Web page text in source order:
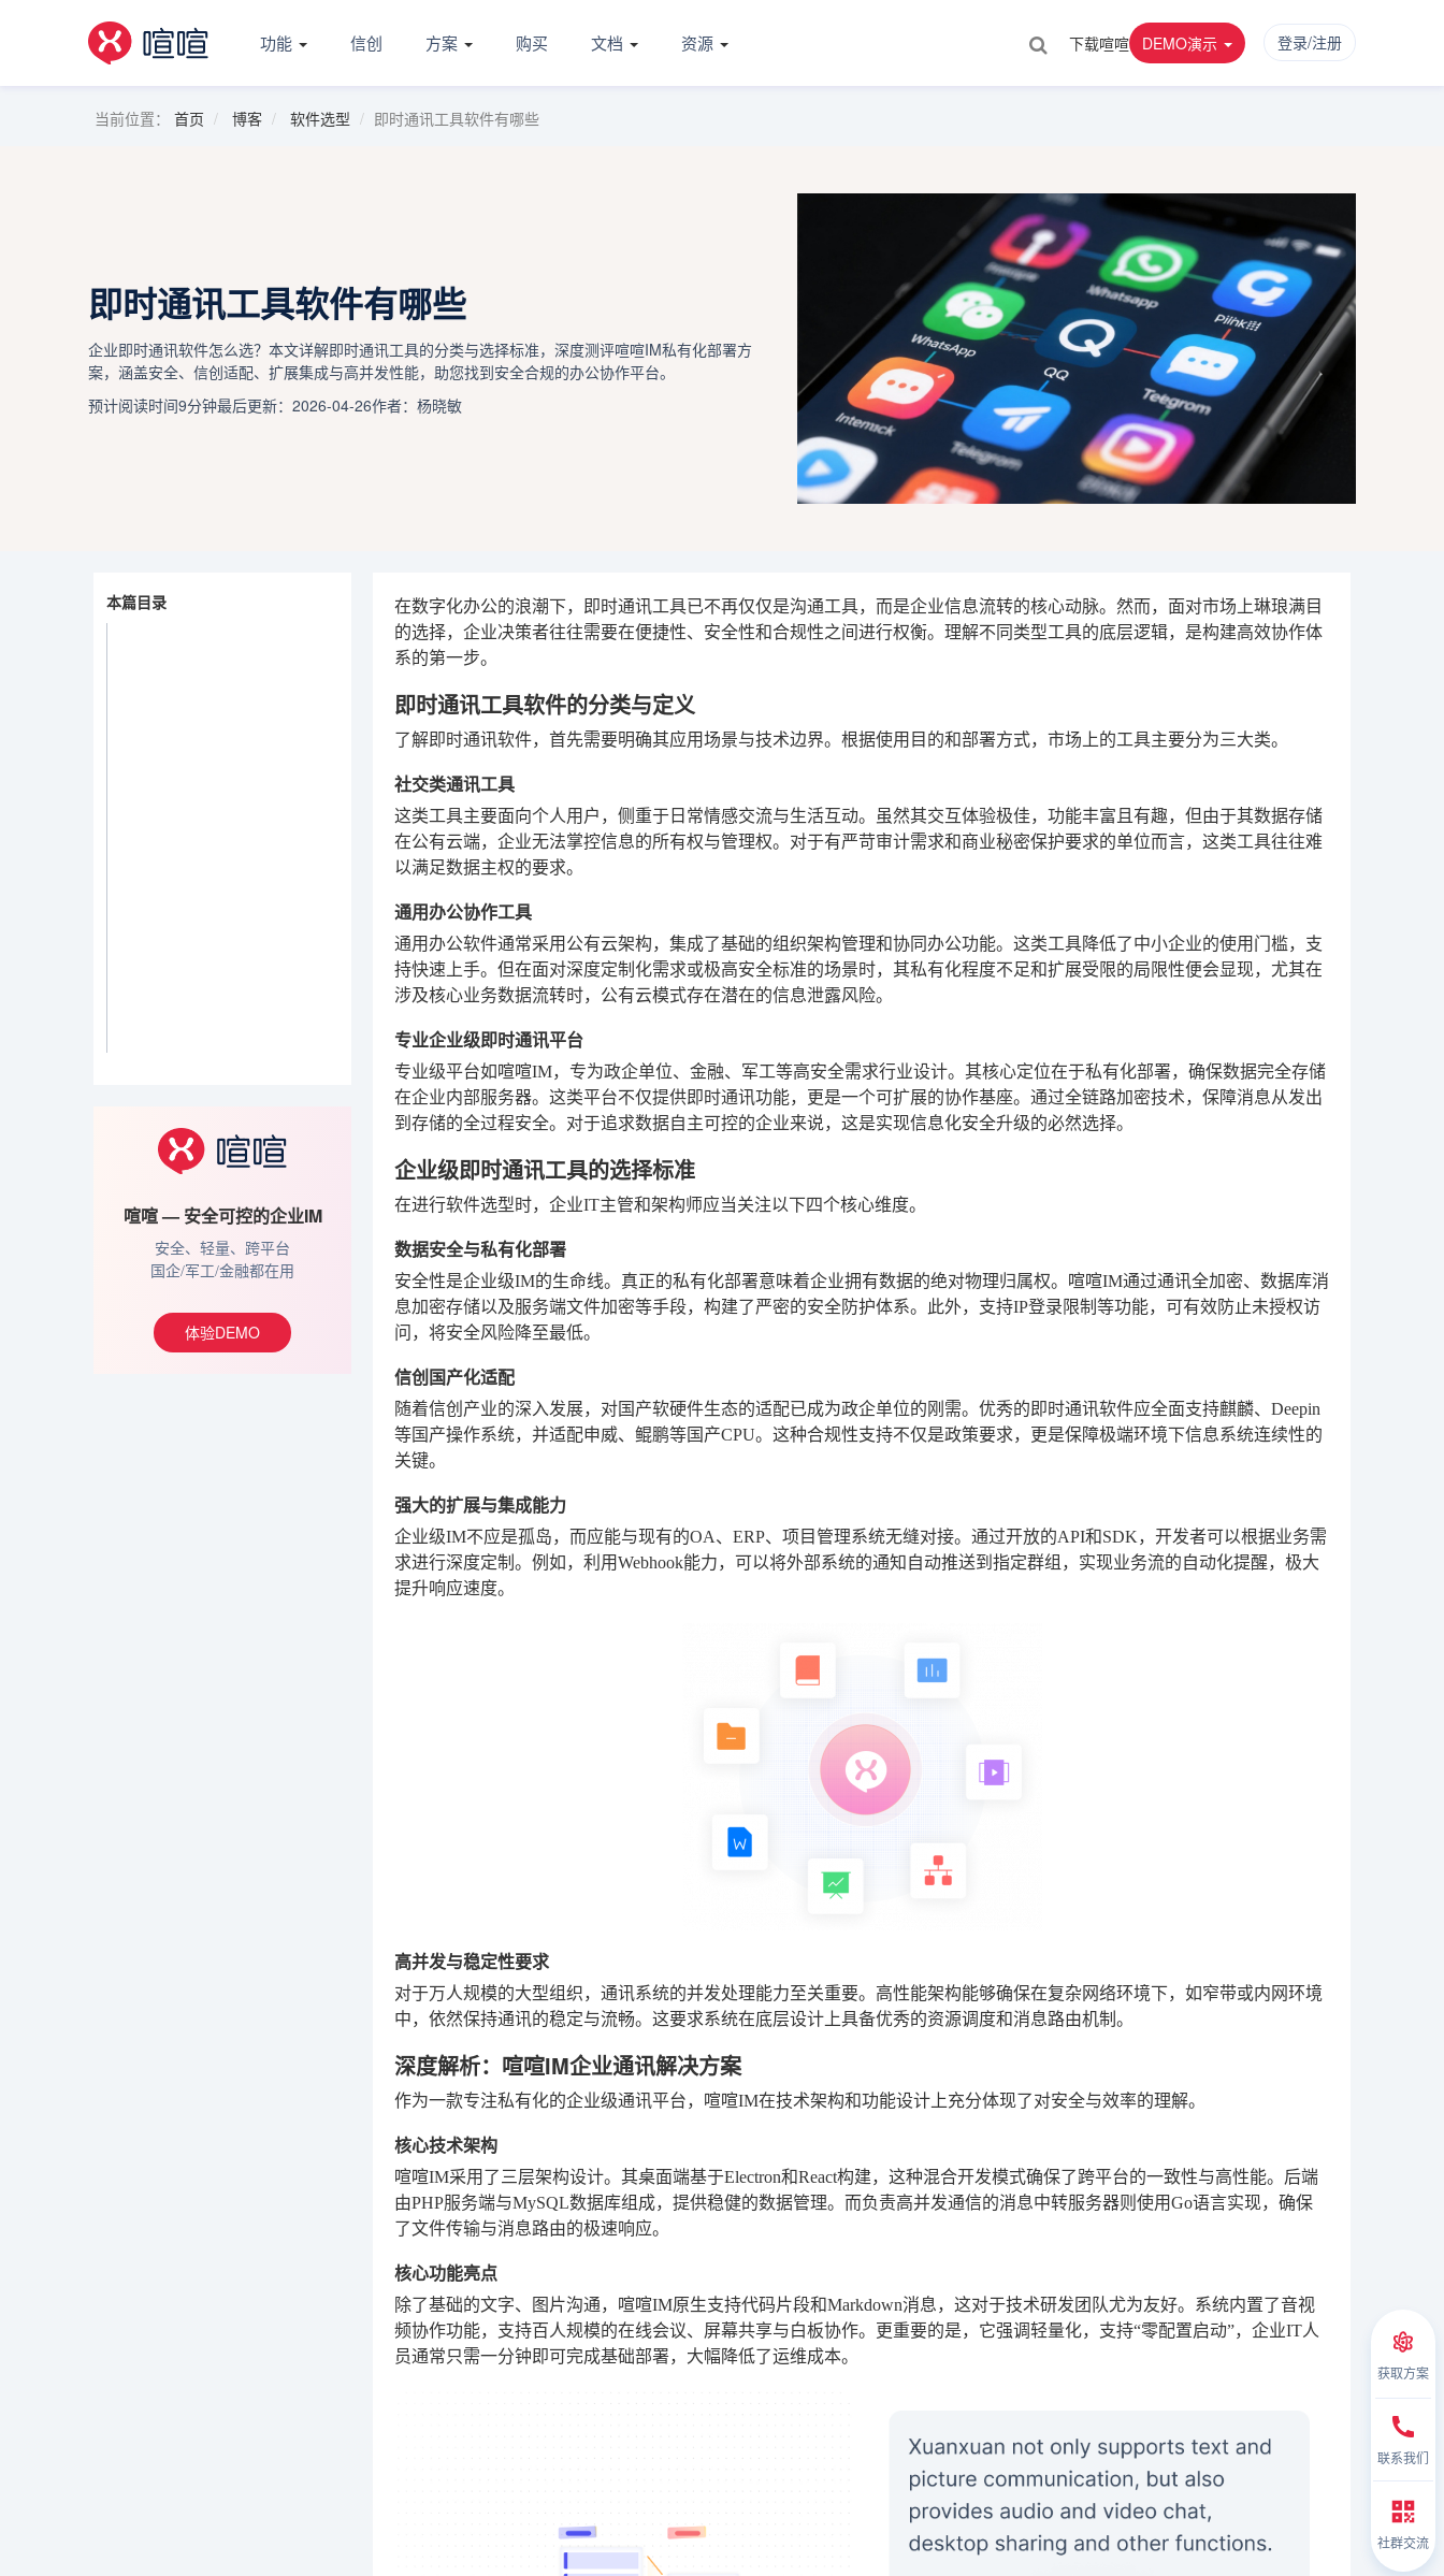
功能 信创 方案 购买 文档 资源 下载喧喧 DEMO演示 登录/注册
当前位置： 首页 博客 软件选型 即时通讯工具软件有哪些
即时通讯工具软件有哪些
企业即时通讯软件怎么选？本文详解即时通讯工具的分类与选择标准，深度测评喧喧IM私有化部署方
案，涵盖安全、信创适配、扩展集成与高并发性能，助您找到安全合规的办公协作平台。
预计阅读时间9分钟最后更新：2026-04-26作者：杨晓敏
本篇目录
喧喧 — 安全可控的企业IM
安全、轻量、跨平台
国企/军工/金融都在用
体验DEMO
在数字化办公的浪潮下，即时通讯工具已不再仅仅是沟通工具，而是企业信息流转的核心动脉。然而，面对市场上琳琅满目
的选择，企业决策者往往需要在便捷性、安全性和合规性之间进行权衡。理解不同类型工具的底层逻辑，是构建高效协作体
系的第一步。
即时通讯工具软件的分类与定义
了解即时通讯软件，首先需要明确其应用场景与技术边界。根据使用目的和部署方式，市场上的工具主要分为三大类。
社交类通讯工具
这类工具主要面向个人用户，侧重于日常情感交流与生活互动。虽然其交互体验极佳，功能丰富且有趣，但由于其数据存储
在公有云端，企业无法掌控信息的所有权与管理权。对于有严苛审计需求和商业秘密保护要求的单位而言，这类工具往往难
以满足数据主权的要求。
通用办公协作工具
通用办公软件通常采用公有云架构，集成了基础的组织架构管理和协同办公功能。这类工具降低了中小企业的使用门槛，支
持快速上手。但在面对深度定制化需求或极高安全标准的场景时，其私有化程度不足和扩展受限的局限性便会显现，尤其在
涉及核心业务数据流转时，公有云模式存在潜在的信息泄露风险。
专业企业级即时通讯平台
专业级平台如喧喧IM，专为政企单位、金融、军工等高安全需求行业设计。其核心定位在于私有化部署，确保数据完全存储
在企业内部服务器。这类平台不仅提供即时通讯功能，更是一个可扩展的协作基座。通过全链路加密技术，保障消息从发出
到存储的全过程安全。对于追求数据自主可控的企业来说，这是实现信息化安全升级的必然选择。
企业级即时通讯工具的选择标准
在进行软件选型时，企业IT主管和架构师应当关注以下四个核心维度。
数据安全与私有化部署
安全性是企业级IM的生命线。真正的私有化部署意味着企业拥有数据的绝对物理归属权。喧喧IM通过通讯全加密、数据库消
息加密存储以及服务端文件加密等手段，构建了严密的安全防护体系。此外，支持IP登录限制等功能，可有效防止未授权访
问，将安全风险降至最低。
信创国产化适配
随着信创产业的深入发展，对国产软硬件生态的适配已成为政企单位的刚需。优秀的即时通讯软件应全面支持麒麟、Deepin
等国产操作系统，并适配申威、鲲鹏等国产CPU。这种合规性支持不仅是政策要求，更是保障极端环境下信息系统连续性的
关键。
强大的扩展与集成能力
企业级IM不应是孤岛，而应能与现有的OA、ERP、项目管理系统无缝对接。通过开放的API和SDK，开发者可以根据业务需
求进行深度定制。例如，利用Webhook能力，可以将外部系统的通知自动推送到指定群组，实现业务流的自动化提醒，极大
提升响应速度。
高并发与稳定性要求
对于万人规模的大型组织，通讯系统的并发处理能力至关重要。高性能架构能够确保在复杂网络环境下，如窄带或内网环境
中，依然保持通讯的稳定与流畅。这要求系统在底层设计上具备优秀的资源调度和消息路由机制。
深度解析：喧喧IM企业通讯解决方案
作为一款专注私有化的企业级通讯平台，喧喧IM在技术架构和功能设计上充分体现了对安全与效率的理解。
核心技术架构
喧喧IM采用了三层架构设计。其桌面端基于Electron和React构建，这种混合开发模式确保了跨平台的一致性与高性能。后端
由PHP服务端与MySQL数据库组成，提供稳健的数据管理。而负责高并发通信的消息中转服务器则使用Go语言实现，确保
了文件传输与消息路由的极速响应。
核心功能亮点
除了基础的文字、图片沟通，喧喧IM原生支持代码片段和Markdown消息，这对于技术研发团队尤为友好。系统内置了音视
频协作功能，支持百人规模的在线会议、屏幕共享与白板协作。更重要的是，它强调轻量化，支持“零配置启动”，企业IT人
员通常只需一分钟即可完成基础部署，大幅降低了运维成本。
获取方案
联系我们
社群交流